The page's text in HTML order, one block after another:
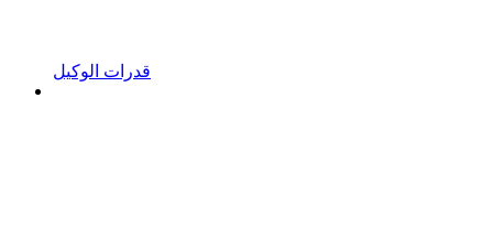
قدرات الوكيل